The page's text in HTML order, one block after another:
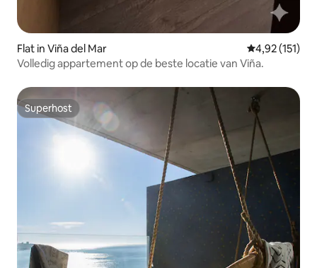
Flat in Viña del Mar Gemiddelde
4,92 (151)
Volledig appartement op de beste locatie van Viña.
Superhost
Superhost